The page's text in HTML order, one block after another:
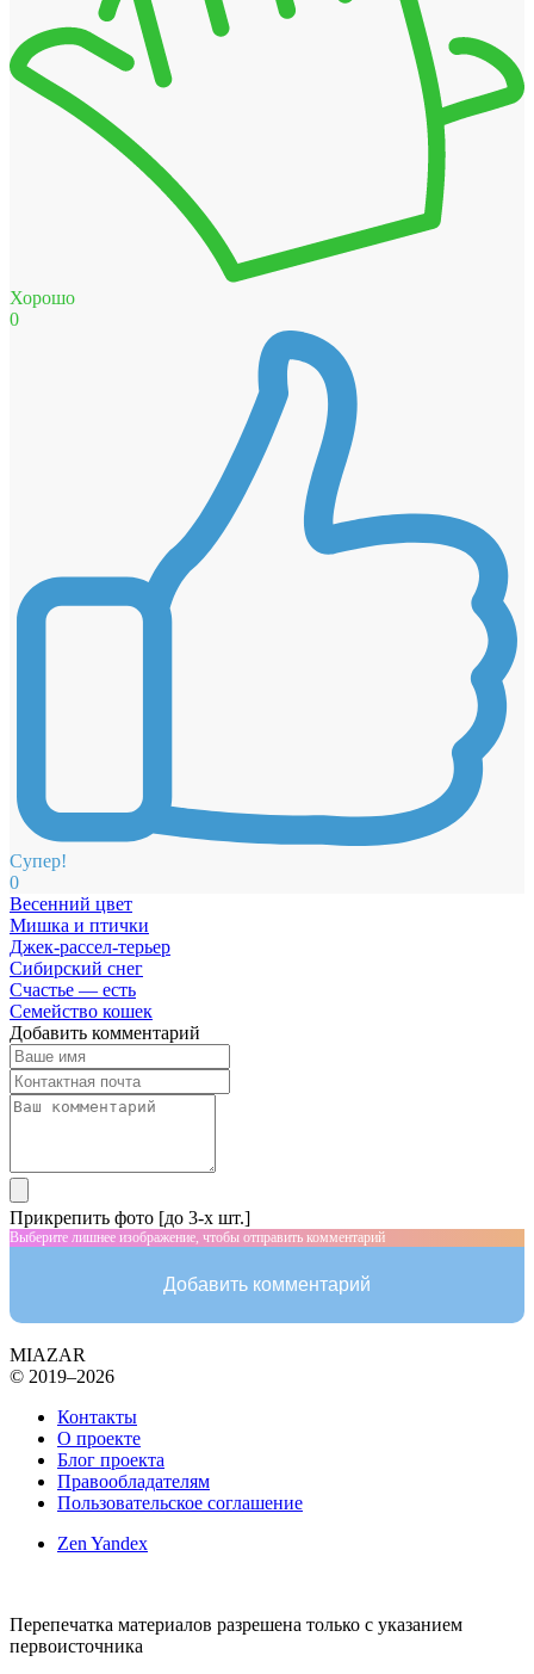
Хорошо
0
Супер!
0
Весенний цвет
Мишка и птички
Джек-рассел-терьер
Сибирский снег
Счастье — есть
Семейство кошек
Добавить комментарий
Прикрепить фото [до 3-х шт.]
Выберите лишнее изображение, чтобы отправить комментарий
Добавить комментарий
MIAZAR
© 2019–2026
Контакты
О проекте
Блог проекта
Правообладателям
Пользовательское соглашение
Zen Yandex
Перепечатка материалов разрешена только с указанием
первоисточника